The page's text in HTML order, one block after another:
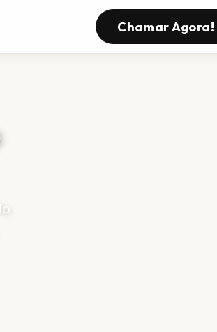
Chamar Agora!